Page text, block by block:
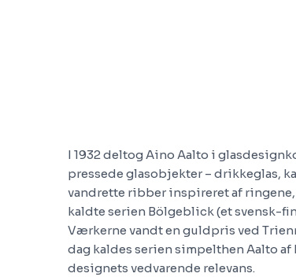
I 1932 deltog Aino Aalto i
pressede glasobjekter – drikkeglas,
vandrette ribber inspireret af ringene,
kaldte serien Bölgeblick (et svensk-
Værkerne vandt en guldpris ved
dag kaldes serien simpelthen Aalto
designets vedvarende relevans.